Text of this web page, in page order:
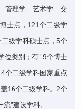
管理学、艺术学、交
士点，121个二级学
级学科硕士点，5个
位类别；有19个博士
个二级学科国家重点
16个二级学科。2个
”建设学科。